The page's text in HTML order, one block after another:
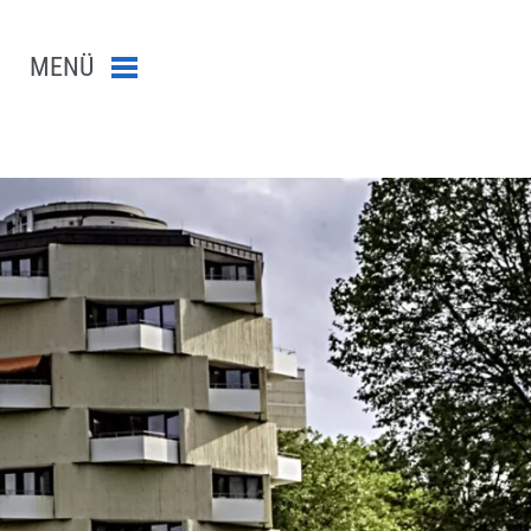
abschicken
MENÜ Menü schließen